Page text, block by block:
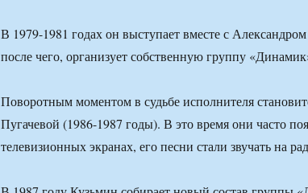
В 1979-1981 годах он выступает вместе с
после чего, организует собственную группу
Поворотным моментом в судьбе исполнителя
Пугачевой (1986-1987 годы). В это время они часто
телевизионных экранах, его песни стали звучать на